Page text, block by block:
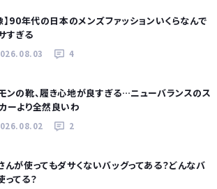
】90年代の日本のメンズファッションいくらなんで
すぎる
4
ンの靴、履き心地が良すぎる…ニューバランスのス
ーより全然良いわ
2
んが使ってもダサくないバッグってある？どんなバ
ってる？